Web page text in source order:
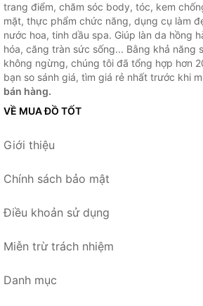
trang điểm, chăm sóc body, tóc, kem
mặt, thực phẩm chức năng, dụng cụ làm
nước hoa, tinh dầu spa. Giúp làn da hồng
hóa, căng tràn sức sống... Bằng khả năng
không ngừng, chúng tôi đã tổng hợp hơn
bạn so sánh giá, tìm giá rẻ nhất trước khi
bán hàng.
VỀ MUA ĐỒ TỐT
Giới thiệu
Chính sách bảo mật
Điều khoản sử dụng
Miễn trừ trách nhiệm
Danh mục